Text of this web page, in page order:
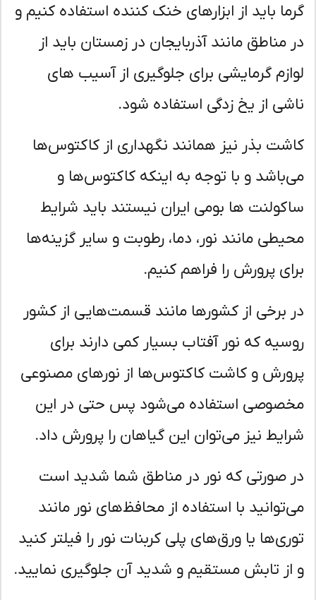
باید از ابزارهای خنک کننده استفاده کنیم و
مناطق مانند آذربایجان در زمستان باید از
گرمایشی برای جلوگیری از آسیب های
از یخ زدگی استفاده شود.
بذر نیز همانند نگهداری از کاکتوس‌ها
و با توجه به اینکه کاکتوس‌ها و
ها بومی ایران نیستند باید شرایط
مانند نور، دما، رطوبت و سایر گزینه‌ها
پرورش را فراهم کنیم.
برخی از کشورها مانند قسمت‌هایی از کشور
که نور آفتاب بسیار کمی دارند برای
و کاشت کاکتوس‌ها از نورهای مصنوعی
استفاده می‌شود پس حتی در این
نیز می‌توان این گیاهان را پرورش داد.
صورتی که نور در مناطق شما شدید است
با استفاده از محافظ‌های نور مانند
یا ورق‌های پلی کربنات نور را فیلتر کنید
تابش مستقیم و شدید آن جلوگیری نمایید.